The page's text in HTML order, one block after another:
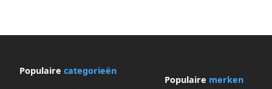
Populaire categorieën
Populaire merken